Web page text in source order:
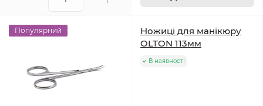
Популярний
Ножиці для манікюру
OLTON 113мм
В наявності